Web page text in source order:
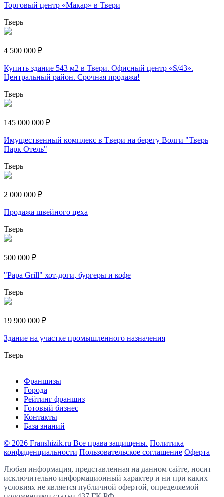
Торговый центр «Макар» в Твери
Тверь
4 500 000 ₽
Купить здание 543 м2 в Твери. Офисный центр «S/43».
Центральный район. Срочная продажа!
Тверь
145 000 000 ₽
Имyщecтвeнный кoмплeкc в Tвepи нa бepeгy Boлги "Тверь
Парк Отель"
Тверь
2 000 000 ₽
Продажа швейного цеха
Тверь
500 000 ₽
"Papa Grill" хот-доги, бургеры и кофе
Тверь
19 900 000 ₽
Здание на участке промышленного назначения
Тверь
Франшизы
Города
Рейтинг франшиз
Готовый бизнес
Контакты
База знаний
© 2026 Franshizik.ru Все права защищены. Политика
конфиденциальности Пользовательское соглашение Оферта
Любая информация, представленная на данном сайте, носит
исключительно информационный характер и ни при каких
условиях не является публичной офертой, определяемой